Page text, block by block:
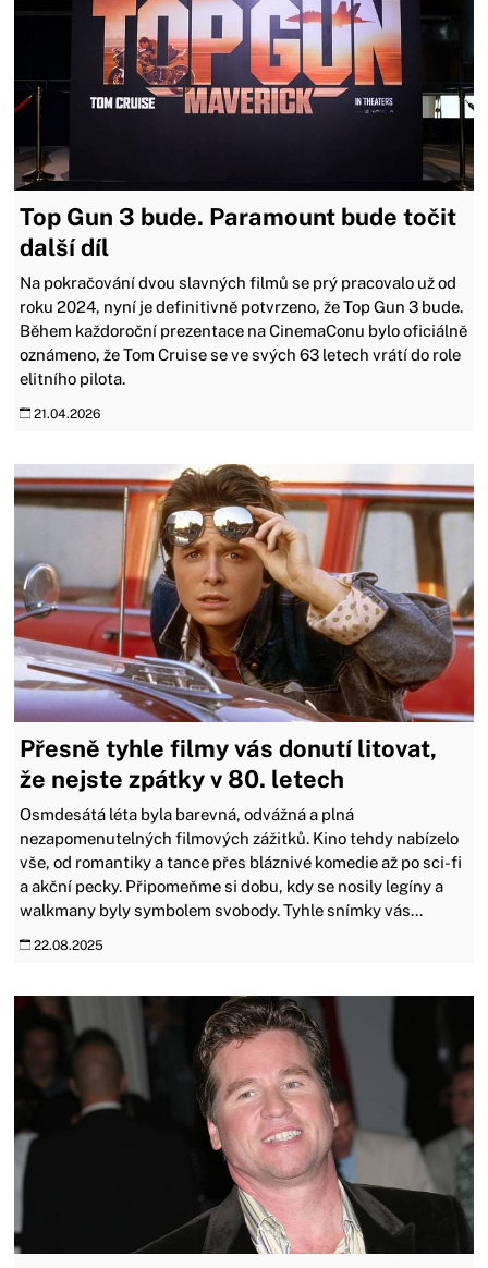
Top Gun 3 bude. Paramount bude točit
další díl
Na pokračování dvou slavných filmů se prý pracovalo už od
roku 2024, nyní je definitivně potvrzeno, že Top Gun 3 bude.
Během každoroční prezentace na CinemaConu bylo oficiálně
oznámeno, že Tom Cruise se ve svých 63 letech vrátí do role
elitního pilota.
21.04.2026
Přesně tyhle filmy vás donutí litovat,
že nejste zpátky v 80. letech
Osmdesátá léta byla barevná, odvážná a plná
nezapomenutelných filmových zážitků. Kino tehdy nabízelo
vše, od romantiky a tance přes bláznivé komedie až po sci-fi
a akční pecky. Připomeňme si dobu, kdy se nosily legíny a
walkmany byly symbolem svobody. Tyhle snímky vás...
22.08.2025